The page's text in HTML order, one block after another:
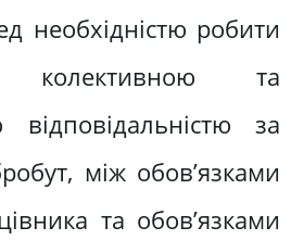
необхідністю робити
та
відповідальністю за
між обов’язками
та обов’язками